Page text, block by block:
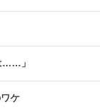
……」
ケ